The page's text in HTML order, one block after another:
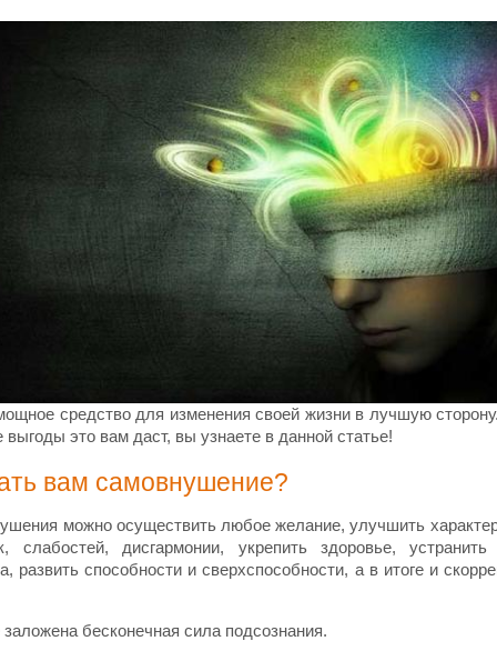
средство для изменения своей жизни в лучшую
выгоды это вам даст, вы узнаете в данной статье!
вам самовнушение?
можно осуществить любое желание, улучшить
слабостей, дисгармонии, укрепить здоровье,
развить способности и сверхспособности, а в итоге и
бесконечная сила подсознания.